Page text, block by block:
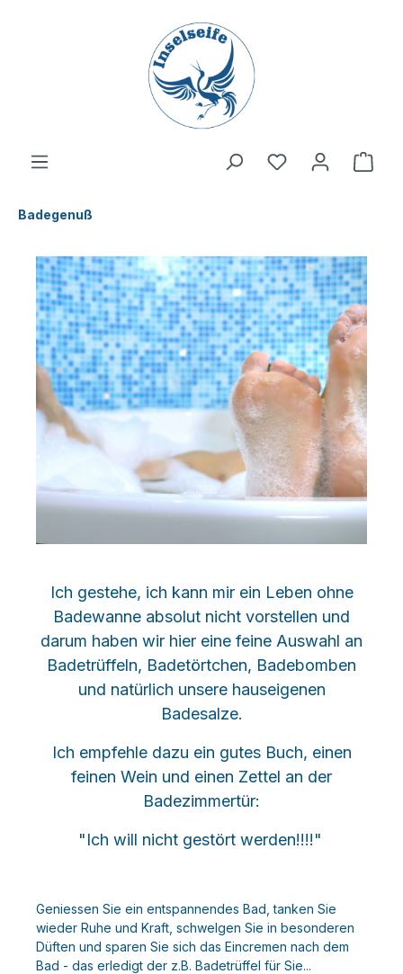
Badegenuß
Ich gestehe, ich kann mir ein Leben ohne
Badewanne absolut nicht vorstellen und
darum haben wir hier eine feine Auswahl an
Badetrüffeln, Badetörtchen, Badebomben
und natürlich unsere hauseigenen
Badesalze.
Ich empfehle dazu ein gutes Buch, einen
feinen Wein und einen Zettel an der
Badezimmertür:
"Ich will nicht gestört werden!!!!"
Geniessen Sie ein entspannendes Bad, tanken Sie
wieder Ruhe und Kraft, schwelgen Sie in besonderen
Düften und sparen Sie sich das Eincremen nach dem
Bad - das erledigt der z.B. Badetrüffel für Sie...